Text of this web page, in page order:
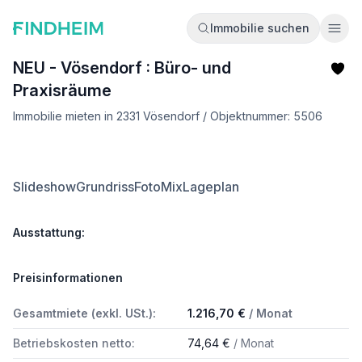
Immobilie suchen
NEU - Vösendorf : Büro- und
Praxisräume
Immobilie mieten in 2331 Vösendorf / Objektnummer: 5506
SlideshowGrundrissFotoMixLageplan
Ausstattung:
Preisinformationen
Gesamtmiete (exkl. USt.): 1.216,70 € / Monat
Betriebskosten netto: 74,64 € / Monat